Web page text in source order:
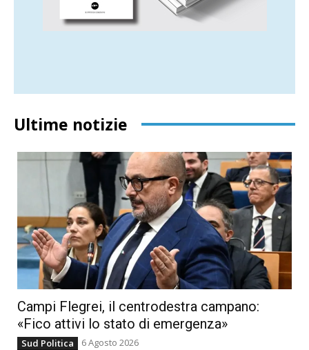
Ultime notizie
Campi Flegrei, il centrodestra campano:
«Fico attivi lo stato di emergenza»
Sud Politica 6 Agosto 2026